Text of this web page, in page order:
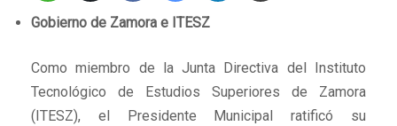
Gobierno de Zamora e ITESZ
Como miembro de la Junta Directiva del Instituto
Tecnológico de Estudios Superiores de Zamora
(ITESZ), el Presidente Municipal ratificó su